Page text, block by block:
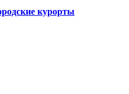
курорты